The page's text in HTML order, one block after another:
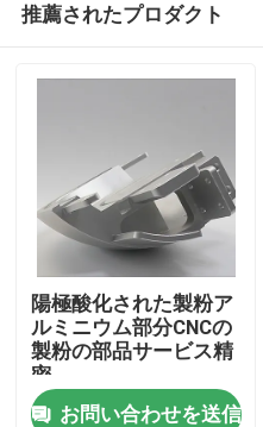
ホーム
推薦されたプロダクト
陽極酸化された製粉ア
ルミニウム部分CNCの
製粉の部品サービス精
密
お問い合わせを送信